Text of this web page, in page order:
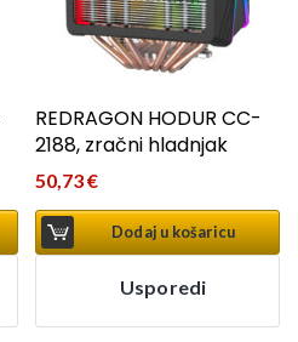
REDRAGON HODUR CC-
2188, zračni hladnjak
50,73€
Dodaj u košaricu
Usporedi